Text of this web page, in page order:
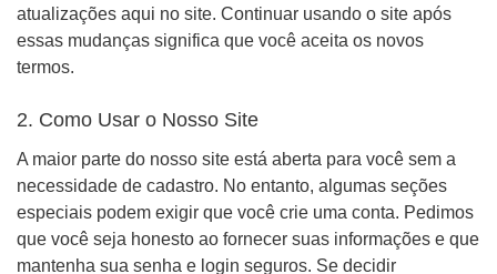
atualizações aqui no site. Continuar usando o site após
essas mudanças significa que você aceita os novos
termos.
2. Como Usar o Nosso Site
A maior parte do nosso site está aberta para você sem a
necessidade de cadastro. No entanto, algumas seções
especiais podem exigir que você crie uma conta. Pedimos
que você seja honesto ao fornecer suas informações e que
mantenha sua senha e login seguros. Se decidir